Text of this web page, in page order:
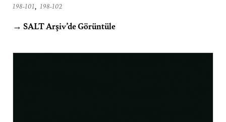
198-101, 198-102
→ SALT Arşiv’de Görüntüle